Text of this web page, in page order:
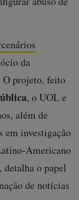
da
O projeto, feito
, o UOL e
além de
em investigação
Americano
o papel
de notícias